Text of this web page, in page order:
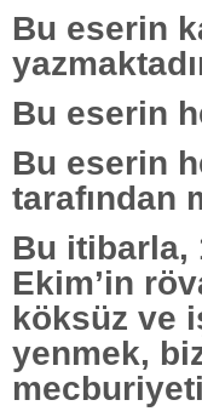
Bu eserin
Bu eserin
Bu eserin
tarafından
Bu itibarla,
Ekim’in
köksüz ve
yenmek,